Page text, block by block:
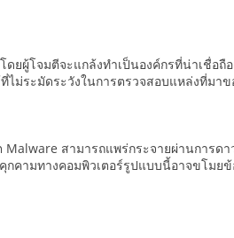
ยผู้โจมตีจะแกล้งทำเป็นองค์กรที่น่าเชื่อถื
ม่ระมัดระวังในการตรวจสอบแหล่งที่มา
สามารถแพร่กระจายผ่านการด
กคามทางคอมพิวเตอร์รูปแบบนี้อาจขโมย